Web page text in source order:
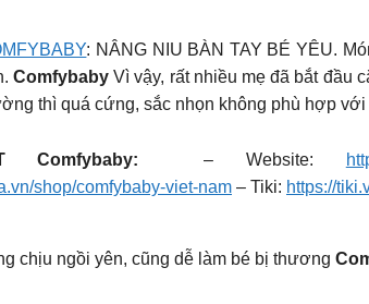
: NÂNG NIU BÀN TAY BÉ YÊU.
ComfybabyVì vậy, rất nhiều mẹ đã bắt đầu
thì quá cứng, sắc nhọn không phù hợp
Comfybaby: – Website:
shop/comfybaby-viet-nam – Tiki: https://
chịu ngồi yên, cũng dễ làm bé bị thương